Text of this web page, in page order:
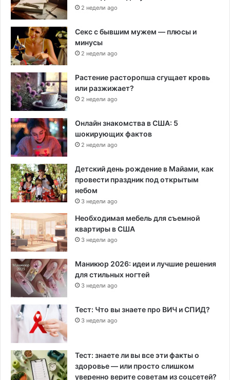
2 недели ago
Секс с бывшим мужем — плюсы и
минусы
2 недели ago
Растение расторопша сгущает кровь
или разжижает?
2 недели ago
Онлайн знакомства в США: 5
шокирующих фактов
2 недели ago
Детский день рождение в Майами, как
провести праздник под открытым
небом
3 недели ago
Необходимая мебель для съемной
квартиры в США
3 недели ago
Маникюр 2026: идеи и лучшие решения
для стильных ногтей
3 недели ago
Тест: Что вы знаете про ВИЧ и СПИД?
3 недели ago
Тест: знаете ли вы все эти факты о
здоровье — или просто слишком
уверенно верите советам из соцсетей?